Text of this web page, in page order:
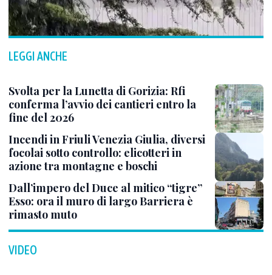
LEGGI ANCHE
Svolta per la Lunetta di Gorizia: Rfi
conferma l’avvio dei cantieri entro la
fine del 2026
Incendi in Friuli Venezia Giulia, diversi
focolai sotto controllo: elicotteri in
azione tra montagne e boschi
Dall’impero del Duce al mitico “tigre”
Esso: ora il muro di largo Barriera è
rimasto muto
VIDEO